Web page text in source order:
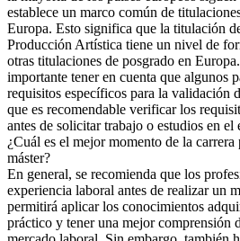
establece un marco común de
Europa. Esto significa que la titulación
Producción Artística tiene un nivel de
otras titulaciones de posgrado en
importante tener en cuenta que algunos
requisitos específicos para la validación
que es recomendable verificar los
antes de solicitar trabajo o estudios en el
¿Cuál es el mejor momento de la
máster?
En general, se recomienda que los
experiencia laboral antes de realizar un
permitirá aplicar los conocimientos
práctico y tener una mejor comprensión